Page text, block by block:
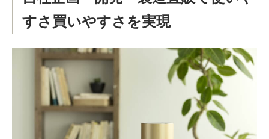
すさ買いやすさを実現